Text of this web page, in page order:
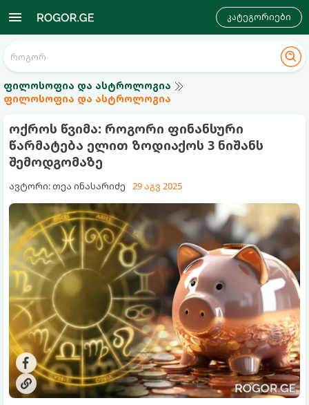
კატეგორიები
ფილოსოფია და ასტროლოგია
ფილოსოფია და ასტროლოგია
ოქროს წვიმა: როგორი ფინანსური
წარმატება ელით ზოდიაქოს 3 ნიშანს
შემოდგომაზე
ავტორი: თეა ინასარიძე 29 აგვ 2025